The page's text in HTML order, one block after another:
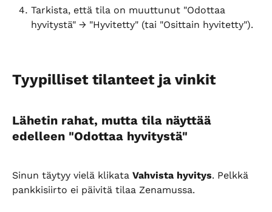
Tarkista, että tila on muuttunut "Odottaa
hyvitystä" → "Hyvitetty" (tai "Osittain hyvitetty").
Tyypilliset tilanteet ja vinkit
Lähetin rahat, mutta tila näyttää
edelleen "Odottaa hyvitystä"
Sinun täytyy vielä klikata Vahvista hyvitys. Pelkkä
pankkisiirto ei päivitä tilaa Zenamussa.